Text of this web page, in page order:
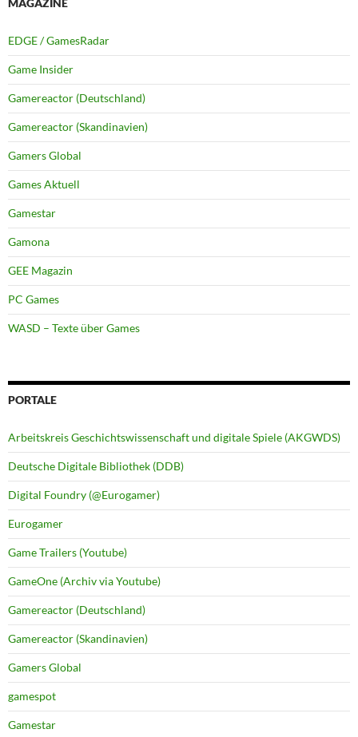
EDGE / GamesRadar
Game Insider
Gamereactor (Deutschland)
Gamereactor (Skandinavien)
Gamers Global
Games Aktuell
Gamestar
Gamona
GEE Magazin
PC Games
WASD – Texte über Games
PORTALE
Arbeitskreis Geschichtswissenschaft und digitale Spiele (AKGWDS)
Deutsche Digitale Bibliothek (DDB)
Digital Foundry (@Eurogamer)
Eurogamer
Game Trailers (Youtube)
GameOne (Archiv via Youtube)
Gamereactor (Deutschland)
Gamereactor (Skandinavien)
Gamers Global
gamespot
Gamestar